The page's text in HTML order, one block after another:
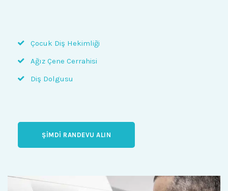
Çocuk Diş Hekimliği
Ağız Çene Cerrahisi
Diş Dolgusu
ŞIMDI RANDEVU ALIN